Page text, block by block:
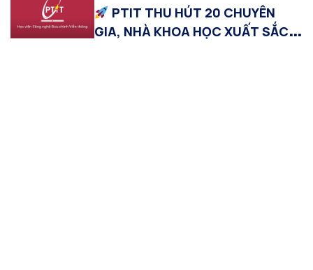
PTIT THU HÚT 20 CHUYÊN
GIA, NHÀ KHOA HỌC XUẤT SẮC